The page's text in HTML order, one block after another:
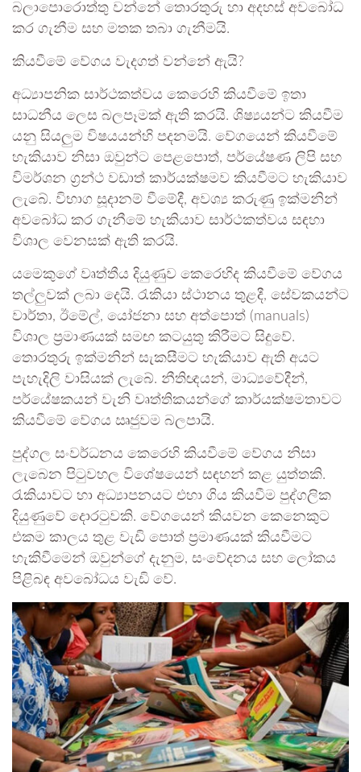
බලාපොරොත්තු වන්නේ තොරතුරු හා අදහස් අවබෝධ
කර ගැනීම සහ මතක තබා ගැනීමයි.
කියවීමේ වේගය වැදගත් වන්නේ ඇයි?
අධ්‍යාපනික සාර්ථකත්වය කෙරෙහි කියවීමේ ඉතා
සාධනීය ලෙස බලපෑමක් ඇති කරයි. ශිෂ්‍යයන්ට කියවීම
යනු සියලුම විෂයයන්හි පදනමයි. වේගයෙන් කියවීමේ
හැකියාව නිසා ඔවුන්ට පෙළපොත්, පර්යේෂණ ලිපි සහ
විමර්ශන ග්‍රන්ථ වඩාත් කාර්යක්ෂමව කියවීමට හැකියාව
ලැබේ. විභාග සූදානම් වීමේදී, අවශ්‍ය කරුණු ඉක්මනින්
අවබෝධ කර ගැනීමේ හැකියාව සාර්ථකත්වය සඳහා
විශාල වෙනසක් ඇති කරයි.
යමෙකුගේ වෘත්තීය දියුණුව කෙරෙහිද කියවීමේ වේගය
තල්ලුවක් ලබා දෙයි. රැකියා ස්ථානය තුළදී, සේවකයන්ට
වාර්තා, ඊමේල්, යෝජනා සහ අත්පොත් (manuals)
විශාල ප්‍රමාණයක් සමඟ කටයුතු කිරීමට සිදුවේ.
තොරතුරු ඉක්මනින් සැකසීමට හැකියාව ඇති අයට
පැහැදිලි වාසියක් ලැබේ. නීතිඥයන්, මාධ්‍යවේදීන්,
පර්යේෂකයන් වැනි වෘත්තිකයන්ගේ කාර්යක්ෂමතාවට
කියවීමේ වේගය ඍජුවම බලපායි.
පුද්ගල සංවර්ධනය කෙරෙහි කියවීමේ වේගය නිසා
ලැබෙන පිටුවහල විශේෂයෙන් සඳහන් කළ යුත්තකි.
රැකියාවට හා අධ්‍යාපනයට එහා ගිය කියවීම පුද්ගලික
දියුණුවේ දොරටුවකි. වේගයෙන් කියවන කෙනෙකුට
එකම කාලය තුළ වැඩි පොත් ප්‍රමාණයක් කියවීමට
හැකිවීමෙන් ඔවුන්ගේ දැනුම, සංවේදනය සහ ලෝකය
පිළිබඳ අවබෝධය වැඩි වේ.